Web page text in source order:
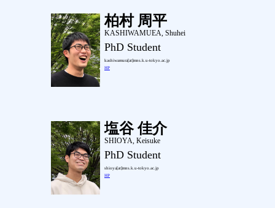
柏村 周平
KASHIWAMUEA, Shuhei
PhD Student
kashiwamura[at]mns.k.u-tokyo.ac.jp
HP
塩谷 佳介
SHIOYA, Keisuke
PhD Student
shioya[at]mns.k.u-tokyo.ac.jp
HP